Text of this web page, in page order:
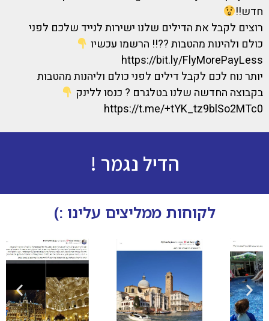
חדש!!
רוצים לקבל את הדילים שלנו ישירות לנייד שלכם לפני
כולם ולהינות מהטבות ??!! הרשמו עכשיו
https://bit.ly/FlyMorePayLess
יותר נוח לכם לקבל דילים לפני כולם וליהנות מהטבות
בקבוצה החדשה שלנו בטלגרם ? כנסו ללינק
https://t.me/+tYK_tz9blSo2MTc0
הדיל נגמר !
לקוחות ממליצים עלינו :)